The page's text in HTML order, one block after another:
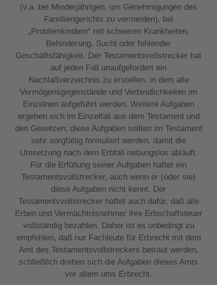
(v.a. bei Minderjährigen, um Genehmigungen des
Familiengerichts zu vermeiden), bei
„Problemkindern“ mit schweren Krankheiten,
Behinderung, Sucht oder fehlender
Geschäftsfähigkeit. Der Testamentsvollstrecker hat
auf jeden Fall unaufgefordert ein
Nachlaßverzeichnis zu erstellen, in dem alle
Vermögensgegenstände und Verbindlichkeiten im
Einzelnen aufgeführt werden. Weitere Aufgaben
ergeben sich im Einzelfall aus dem Testament und
den Gesetzen; diese Aufgaben sollten im Testament
sehr sorgfältig formuliert werden, damit die
Umsetzung nach dem Erbfall reibungslos abläuft.
Für die Erfüllung seiner Aufgaben haftet ein
Testamentsvollstrecker, auch wenn er (oder sie)
diese Aufgaben nicht kennt. Der
Testamentsvollstrecker haftet auch dafür, daß alle
Erben und Vermächtnisnehmer ihre Erbschaftsteuer
vollständig bezahlen. Daher ist es unbedingt zu
empfehlen, daß nur Fachleute für Erbrecht mit dem
Amt des Testamentsvollstreckers betraut werden,
schließlich drehen sich die Aufgaben dieses Amts
vor allem ums Erbrecht.